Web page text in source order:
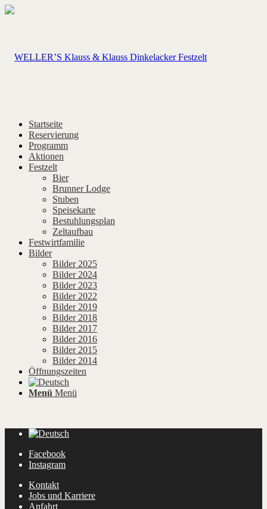
Startseite
Reservierung
Programm
Aktionen
Festzelt
Bier
Brunner Lodge
Stuben
Speisekarte
Bestuhlungsplan
Zeltaufbau
Festwirtfamilie
Bilder
Bilder 2025
Bilder 2024
Bilder 2023
Bilder 2022
Bilder 2019
Bilder 2018
Bilder 2017
Bilder 2016
Bilder 2015
Bilder 2014
Öffnungszeiten
Menü Menü
Facebook
Instagram
Kontakt
Jobs und Karriere
Anfahrt